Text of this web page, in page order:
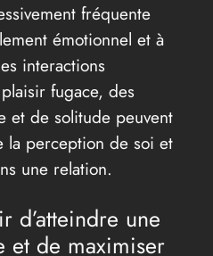
fréquente
émotionnel et à
interactions
fugace, des
et de solitude peuvent
la perception de soi et
une relation.
d’atteindre une
et de maximiser